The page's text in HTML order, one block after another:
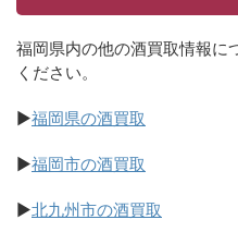
福岡県内の他の酒買取情報に
ください。
▶福岡県の酒買取
▶福岡市の酒買取
▶北九州市の酒買取